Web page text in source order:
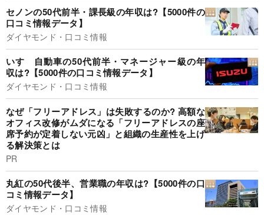
セノンの50代前半・課長級の年収は?【5000件の
口コミ情報データ】
ダイヤモンド・口コミ情報
いすゞ自動車の50代前半・マネージャー級の年
収は?【5000件の口コミ情報データ】
ダイヤモンド・口コミ情報
なぜ「フリーアドレス」は失敗するのか? 高額な
オフィス改修がムダになる「フリーアドレスの座
席予約が定着しない元凶」と組織の生産性を上げ
る解決策とは
PR
丸紅の50代後半、営業職の年収は?【5000件の口
コミ情報データ】
ダイヤモンド・口コミ情報